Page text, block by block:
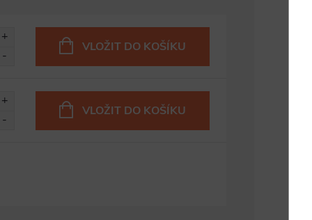
VLOŽIT DO KOŠÍKU
VLOŽIT DO KOŠÍKU